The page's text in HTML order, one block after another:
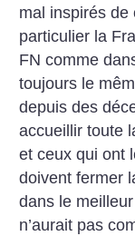
mal inspirés de
particulier la
FN comme
toujours le
depuis des
accueillir toute
et ceux qui ont
doivent fermer
dans le
n’aurait pas